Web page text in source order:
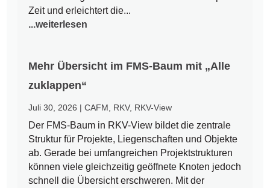
Zeit und erleichtert die...
...weiterlesen
Mehr Übersicht im FMS-Baum mit „Alle
zuklappen“
Juli 30, 2026 |CAFM RKV, RKV-View
Der FMS-Baum in RKV-View bildet die zentrale
Struktur für Projekte, Liegenschaften und Objekte
ab. Gerade bei umfangreichen Projektstrukturen
können viele gleichzeitig geöffnete Knoten jedoch
schnell die Übersicht erschweren. Mit der